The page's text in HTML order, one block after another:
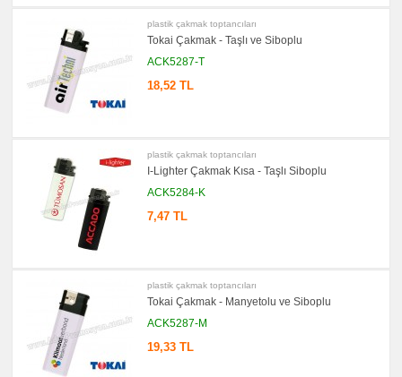
plastik çakmak toptancıları
Tokai Çakmak - Taşlı ve Siboplu
ACK5287-T
18,52 TL
plastik çakmak toptancıları
I-Lighter Çakmak Kısa - Taşlı Siboplu
ACK5284-K
7,47 TL
plastik çakmak toptancıları
Tokai Çakmak - Manyetolu ve Siboplu
ACK5287-M
19,33 TL
Organizer
promosyon
Matara
&
Termos
&
Geri
Dönüşümlü
Ürünler
promosyon
Anahtarlık
promosyon
Hesap
Makyaj
Aynası
&
Manikür
Seti
promosyon
Şerit